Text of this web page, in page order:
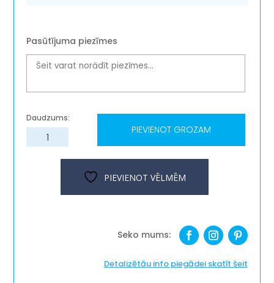
Pasūtījuma piezīmes
Koka
krēsliņš
PIEVIENOT GROZAM
PIEVIENOT VĒLMĒM
Detalizētāu info piegādei skatīt šeit